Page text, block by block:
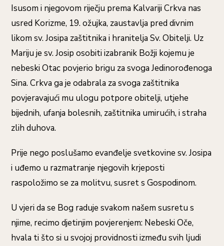
Isusom i njegovom riječju prema Kalvariji Crkva nas
usred Korizme, 19. ožujka, zaustavlja pred divnim
likom sv. Josipa zaštitnika i hranitelja Sv. Obitelji. Uz
Mariju je sv. Josip osobiti izabranik Božji kojemu je
nebeski Otac povjerio brigu za svoga Jedinorođenoga
Sina. Crkva ga je odabrala za svoga zaštitnika
povjeravajući mu ulogu potpore obitelji, utjehe
bijednih, ufanja bolesnih, zaštitnika umirućih, i straha
zlih duhova.
Prije nego poslušamo evanđelje svetkovine sv. Josipa
i uđemo u razmatranje njegovih krjeposti
raspoložimo se za molitvu, susret s Gospodinom.
U vjeri da se Bog raduje svakom našem susretu s
njime, recimo djetinjim povjerenjem: Nebeski Oče,
hvala ti što si u svojoj providnosti između svih ljudi